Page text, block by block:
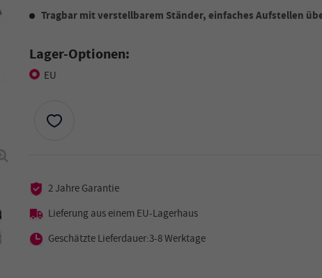
Tragbar mit verstellbarem Ständer, einfaches Aufstellen
Lager-Optionen:
EU
2 Jahre Garantie
Lieferung aus einem EU-Lagerhaus
Geschätzte Lieferdauer:3-8 Werktage